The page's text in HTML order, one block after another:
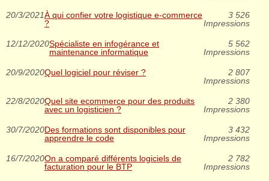
20/3/2021À qui confier votre logistique e-commerce
?
3 526
Impressions
12/12/2020Spécialiste en infogérance et
maintenance informatique
5 562
Impressions
20/9/2020Quel logiciel pour réviser ?
2 807
Impressions
22/8/2020Quel site ecommerce pour des produits
avec un logisticien ?
2 380
Impressions
30/7/2020Des formations sont disponibles pour
apprendre le code
3 432
Impressions
16/7/2020On a comparé différents logiciels de
facturation pour le BTP
2 782
Impressions